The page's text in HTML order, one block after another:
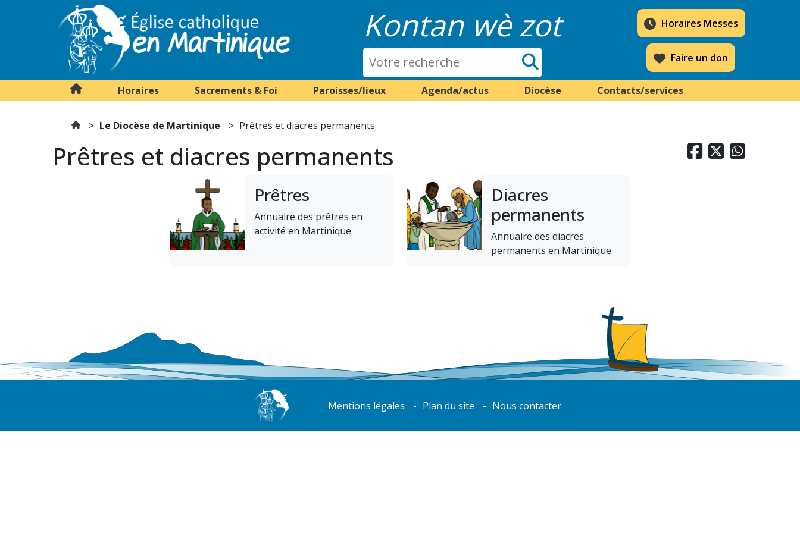
Kontan wè zot Horaires Messes
Faire un don
Horaires Sacrements & Foi Paroisses/lieux Agenda/actus Diocèse Contacts/services
Le Diocèse de Martinique Prêtres et diacres permanents
  
Prêtres et diacres permanents
Prêtres
Annuaire des prêtres en
activité en Martinique
Diacres
permanents
Annuaire des diacres
permanents en Martinique
Mentions légales Plan du site Nous contacter